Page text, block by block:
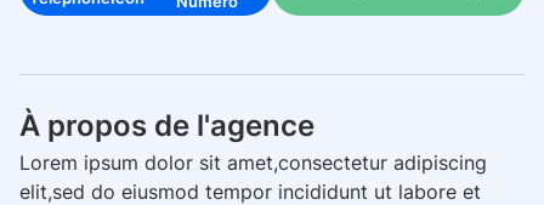
À propos de l'agence
Lorem ipsum dolor sit amet,consectetur adipiscing
elit,sed do eiusmod tempor incididunt ut labore et